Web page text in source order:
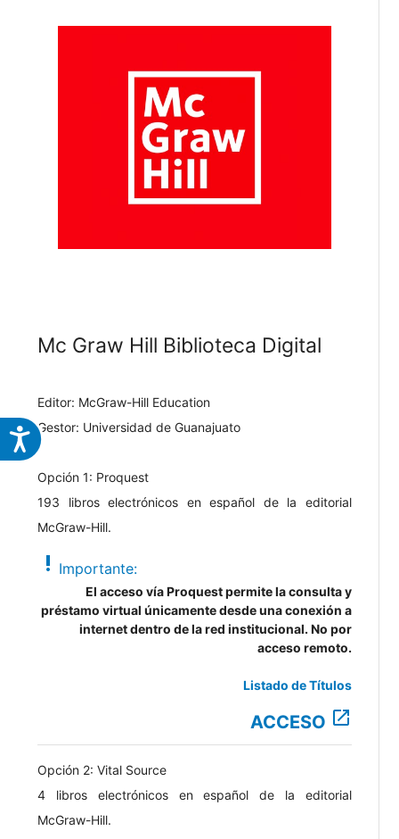
Mc Graw Hill Biblioteca Digital
Editor: McGraw-Hill Education
Gestor: Universidad de Guanajuato
Opción 1: Proquest
193 libros electrónicos en español de la editorial
McGraw-Hill.
priority_high Importante:
El acceso vía Proquest permite la consulta y
préstamo virtual únicamente desde una conexión a
internet dentro de la red institucional. No por
acceso remoto.
Listado de Títulos
ACCESO open_in_new
Opción 2: Vital Source
4 libros electrónicos en español de la editorial
McGraw-Hill.